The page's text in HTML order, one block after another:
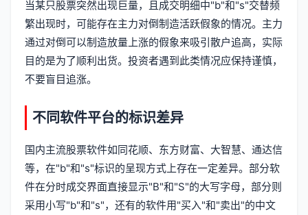
当某只股票突然出现巨量，且成交明细中"b"和"s"交替频
繁出现时，可能存在主力对倒制造活跃假象的情况。主力
通过对倒可以制造放量上涨的假象来吸引散户追高，实际
目的是为了顺利出货。投资者遇到此类情况应保持谨慎，
不要盲目追涨。
不同软件平台的标识差异
国内主流股票软件如同花顺、东方财富、大智慧、通达信
等，在"b"和"s"标识的呈现方式上存在一定差异。部分软
件在分时成交界面直接显示"B"和"S"的大写字母，部分则
采用小写"b"和"s"，还有的软件用"买入"和"卖出"的中文